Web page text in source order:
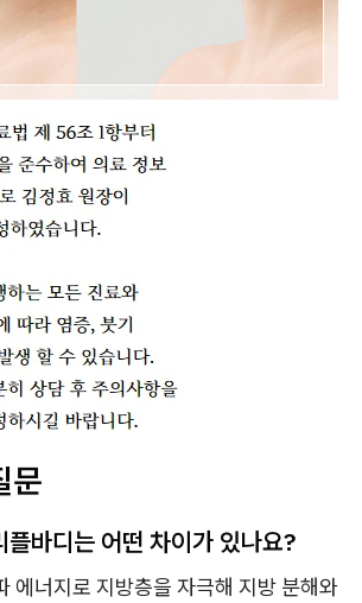
문
플바디는 어떤 차이가 있나요?
에너지로 지방층을 자극해 지방 분해와